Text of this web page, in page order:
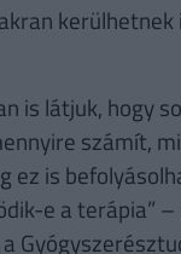
kerülhetnek
is látjuk, hogy
számít,
ez is
e a terápia”